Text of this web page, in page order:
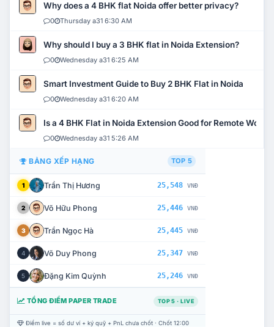
Why does a 4 BHK flat Noida offer better privacy?
0 Thursday a31 6:30 AM
Why should I buy a 3 BHK flat in Noida Extension?
0 Wednesday a31 6:25 AM
Smart Investment Guide to Buy 2 BHK Flat in Noida
0 Wednesday a31 6:20 AM
Is a 4 BHK Flat in Noida Extension Good for Remote Work?
0 Wednesday a31 5:26 AM
BẢNG XẾP HẠNG TOP 5
1 Trần Thị Hương 25,548 VNĐ
2 Võ Hữu Phong 25,446 VNĐ
3 Trần Ngọc Hà 25,445 VNĐ
4 Võ Duy Phong 25,347 VNĐ
5 Đặng Kim Quỳnh 25,246 VNĐ
TỔNG ĐIỂM PAPER TRADE TOP 5 · LIVE
Điểm live = số dư ví + ký quỹ + PnL chưa chốt · Chốt 12:00